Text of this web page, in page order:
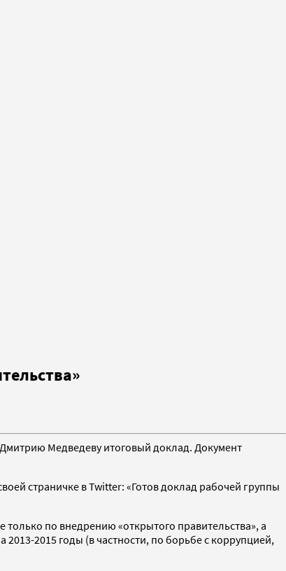
Медведеву итоговый доклад. Документ
страничке в Twitter: «Готов доклад рабочей группы
по внедрению «открытого правительства», а
2015 годы (в частности, по борьбе с коррупцией,